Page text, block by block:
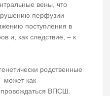
вены, что
перфузии
поступления в
и, как следствие, – к
родственные
может как
ВПСШ.